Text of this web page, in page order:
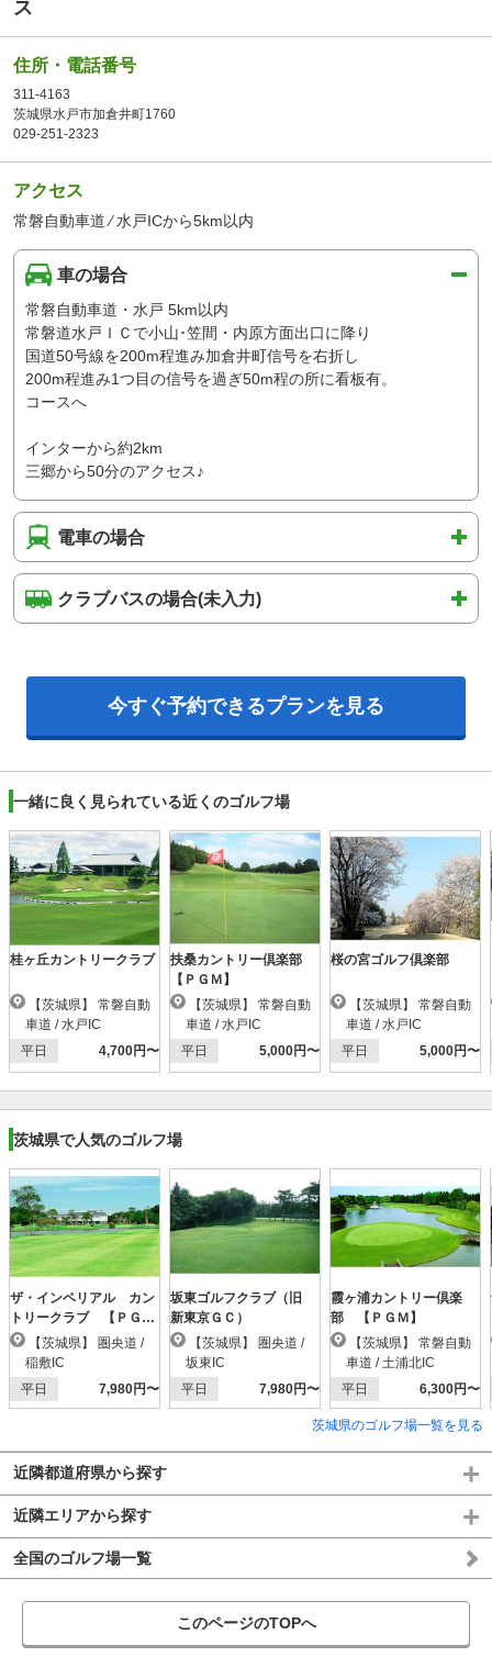
ス
住所・電話番号
311-4163
茨城県水戸市加倉井町1760
029-251-2323
アクセス
常磐自動車道 ⁄ 水戸ICから5km以内
車の場合
常磐自動車道・水戸 5km以内
常磐道水戸ＩＣで小山･笠間・内原方面出口に降り
国道50号線を200m程進み加倉井町信号を右折し
200m程進み1つ目の信号を過ぎ50m程の所に看板有。
コースへ
インターから約2km
三郷から50分のアクセス♪
電車の場合
クラブバスの場合(未入力)
今すぐ予約できるプランを見る
一緒に良く見られている近くのゴルフ場
桂ヶ丘カントリークラブ
車道 / 水戸IC
平日
4,700円〜
扶桑カントリー倶楽部
【ＰＧＭ】
車道 / 水戸IC
平日
5,000円〜
桜の宮ゴルフ倶楽部
車道 / 水戸IC
平日
5,000円〜
茨城県で人気のゴルフ場
ザ・インペリアル カン
トリークラブ 【ＰＧ
Ｍ】
稲敷IC
平日
7,980円〜
坂東ゴルフクラブ（旧
新東京ＧＣ）
坂東IC
平日
7,980円〜
霞ヶ浦カントリー倶楽
部 【ＰＧＭ】
車道 / 土浦北IC
平日
6,300円〜
茨城県のゴルフ場一覧を見る
近隣都道府県から探す
近隣エリアから探す
全国のゴルフ場一覧
このページのTOPへ